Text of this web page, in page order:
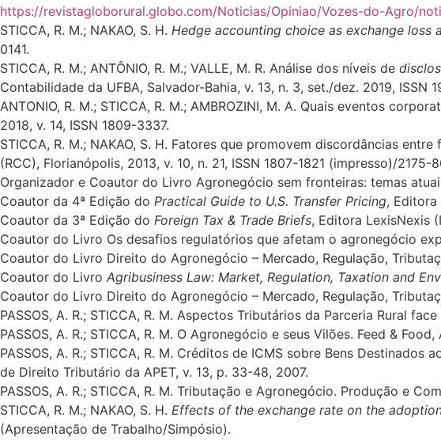
https://revistagloborural.globo.com/Noticias/Opiniao/Vozes-do-Agro/
STICCA, R. M.; NAKAO, S. H. Hedge accounting choice as exchange loss
0141.
STICCA, R. M.; ANTÔNIO, R. M.; VALLE, M. R. Análise dos níveis de
Contabilidade da UFBA, Salvador-Bahia, v. 13, n. 3, set./dez. 2019, ISSN
ANTONIO, R. M.; STICCA, R. M.; AMBROZINI, M. A. Quais eventos
2018, v. 14, ISSN 1809-3337.
STICCA, R. M.; NAKAO, S. H. Fatores que promovem discordâncias
(RCC), Florianópolis, 2013, v. 10, n. 21, ISSN 1807-1821 (impresso)/
Organizador e Coautor do Livro Agronegócio sem fronteiras: temas
Coautor da 4ª Edição do Practical Guide to U.S. Transfer Pricing, Editora
Coautor da 3ª Edição do Foreign Tax & Trade Briefs, Editora LexisNexis
Coautor do Livro Os desafios regulatórios que afetam o agronegócio
Coautor do Livro Direito do Agronegócio – Mercado, Regulação,
Coautor do Livro Agribusiness Law: Market, Regulation, Taxation and
Coautor do Livro Direito do Agronegócio – Mercado, Regulação,
PASSOS, A. R.; STICCA, R. M. Aspectos Tributários da Parceria Rural
PASSOS, A. R.; STICCA, R. M. O Agronegócio e seus Vilões. Feed &
PASSOS, A. R.; STICCA, R. M. Créditos de ICMS sobre Bens
de Direito Tributário da APET, v. 13, p. 33-48, 2007.
PASSOS, A. R.; STICCA, R. M. Tributação e Agronegócio. Produção e
STICCA, R. M.; NAKAO, S. H. Effects of the exchange rate on the
(Apresentação de Trabalho/Simpósio).